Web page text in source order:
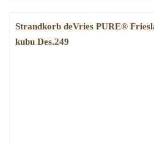
Strandkorb deVries PURE®
kubu Des.249